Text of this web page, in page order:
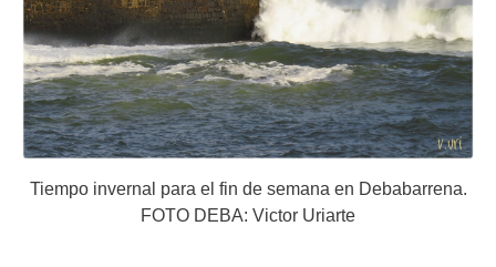
Tiempo invernal para el fin de semana en Debabarrena.
FOTO DEBA: Victor Uriarte